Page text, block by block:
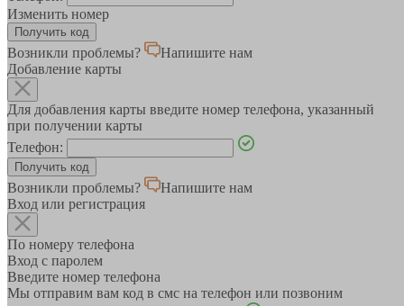
Изменить номер
Возникли проблемы?
Напишите нам
Добавление карты
Для добавления карты введите номер телефона, указанный
при получении карты
Телефон:
Возникли проблемы?
Напишите нам
Вход или регистрация
По номеру телефона
Вход с паролем
Введите номер телефона
Мы отправим вам код в смс на телефон или позвоним